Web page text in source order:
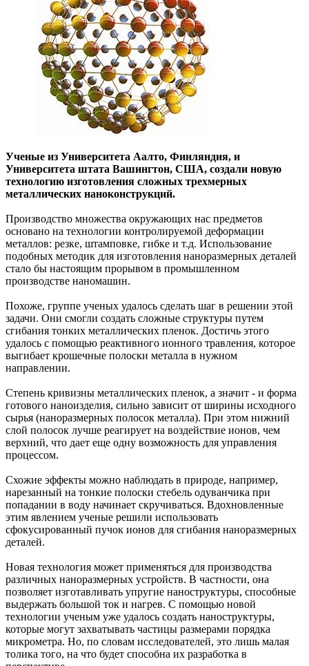
Ученые из Университета Аалто, Финляндия, и
Университета штата Вашингтон, США, создали новую
технологию изготовления сложных трехмерных
металлических наноконструкций.
Производство множества окружающих нас предметов
основано на технологии контролируемой деформации
металлов: резке, штамповке, гибке и т.д. Использование
подобных методик для изготовления наноразмерных деталей
стало бы настоящим прорывом в промышленном
производстве наномашин.
Похоже, группе ученых удалось сделать шаг в решении этой
задачи. Они смогли создать сложные структуры путем
сгибания тонких металлических пленок. Достичь этого
удалось с помощью реактивного ионного травления, которое
выгибает крошечные полоски металла в нужном
направлении.
Степень кривизны металлических пленок, а значит - и форма
готового наноизделия, сильно зависит от ширины исходного
сырья (наноразмерных полосок металла). При этом нижний
слой полосок лучше реагирует на воздействие ионов, чем
верхний, что дает еще одну возможность для управления
процессом.
Схожие эффекты можно наблюдать в природе, например,
нарезанный на тонкие полоски стебель одуванчика при
попадании в воду начинает скручиваться. Вдохновленные
этим явлением ученые решили использовать
сфокусированный пучок ионов для сгибания наноразмерных
деталей.
Новая технология может применяться для производства
различных наноразмерных устройств. В частности, она
позволяет изготавливать упругие наноструктуры, способные
выдержать большой ток и нагрев. С помощью новой
технологии ученым уже удалось создать наноструктуры,
которые могут захватывать частицы размерами порядка
микрометра. Но, по словам исследователей, это лишь малая
толика того, на что будет способна их разработка в